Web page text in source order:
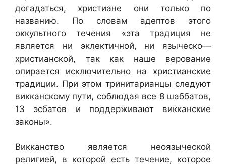
догадаться, христиане они только по
названию. По словам адептов этого
оккультного течения «эта традиция не
является ни эклектичной, ни языческо—
христианской, так как наше верование
опирается исключительно на христианские
традиции. При этом тринитарианцы следуют
викканскому пути, соблюдая все 8 шаббатов,
13 эсбатов и поддерживают викканские
законы».
Викканство является неоязыческой
религией, в которой есть течение, которое